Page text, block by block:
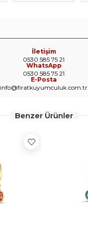
İletişim
0530 585 75 21
WhatsApp
0530 585 75 21
E-Posta
info@firatkuyumculuk.com.tr
Benzer Ürünler